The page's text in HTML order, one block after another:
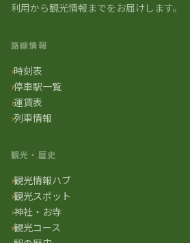
利⽤から観光情報までをお届けします。
路線情報
時刻表
停車駅一覧
運賃表
列車情報
観光・歴史
観光情報ハブ
観光スポット
神社・お寺
観光コース